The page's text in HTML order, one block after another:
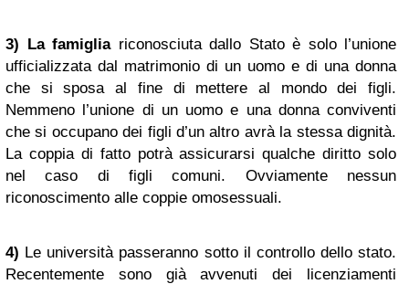
3) La famigliariconosciuta dallo Stato è solo l’unione
ufficializzata dal matrimonio di un uomo e di una donna
che si sposa al fine di mettere al mondo dei figli.
Nemmeno l’unione di un uomo e una donna conviventi
che si occupano dei figli d’un altro avrà la stessa dignità.
La coppia di fatto potrà assicurarsi qualche diritto solo
nel caso di figli comuni. Ovviamente nessun
riconoscimento alle coppie omosessuali.
4) Le università passeranno sotto il controllo dello stato.
Recentemente sono già avvenuti dei licenziamenti